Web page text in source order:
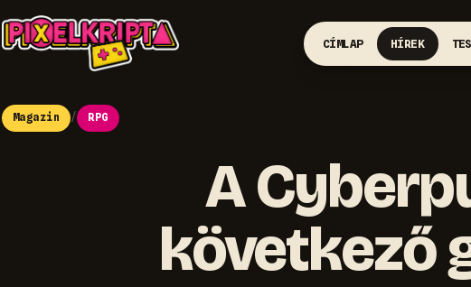
CÍMLAP HÍREK
Magazin / RPG
A
következő